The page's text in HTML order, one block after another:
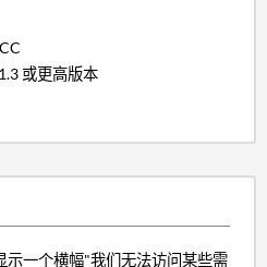
或更高版本
一个横幅"我们无法访问某些需